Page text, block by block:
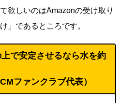
欲しいのはAmazonの受け取り
」であるところです。
で安定させるなら水を約
ファンクラブ代表）